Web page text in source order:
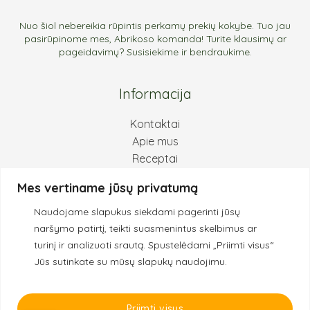
Mes vertiname jūsų privatumą
Naudojame slapukus siekdami pagerinti jūsų
naršymo patirtį, teikti suasmenintus skelbimus ar
turinį ir analizuoti srautą. Spustelėdami „Priimti visus“
Jūs sutinkate su mūsų slapukų naudojimu.
Nuo šiol nebereikia rūpintis perkamų prekių kokybe. Tuo jau
pasirūpinome mes, Abrikoso komanda! Turite klausimų ar
pageidavimų? Susisiekime ir bendraukime.
Informacija
Kontaktai
Apie mus
Receptai
Privatumo politika
Kokybės principai
© 2022 Abrikosas.eu